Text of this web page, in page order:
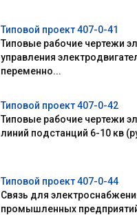
Типовой проект 407-0-41
Типовые рабочие чертежи
управления
переменно...
Типовой проект 407-0-42
Типовые рабочие чертежи
линий подстанций 6-10 кв
Типовой проект 407-0-44
Связь для
промышленных